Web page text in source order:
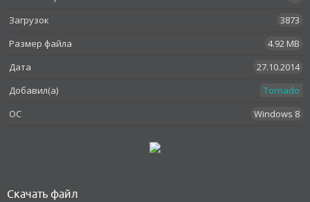
Загрузок
3873
Размер файла
4.92 MB
Дата
27.10.2014
Добавил(а)
Tornado
OC
Windows 8
Как установить
Скачать файл